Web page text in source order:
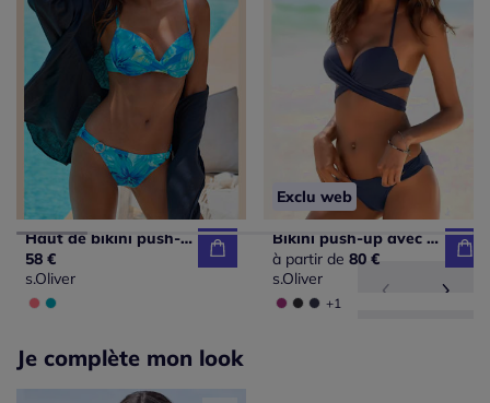
Haut de bikini push-up à motifs floraux avec bretelles réglables
58 €
s.Oliver
Exclu web
Bikini push-up avec bonnets intégrés et ruban noué
à partir de 80 €
s.Oliver
+1
Je complète mon look